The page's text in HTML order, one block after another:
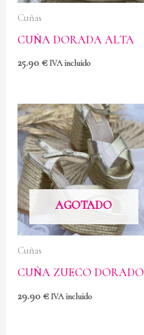
Cuñas
CUÑA DORADA ALTA
25.90 € IVA incluido
AGOTADO
Cuñas
CUÑA ZUECO DORADO
29.90 € IVA incluido